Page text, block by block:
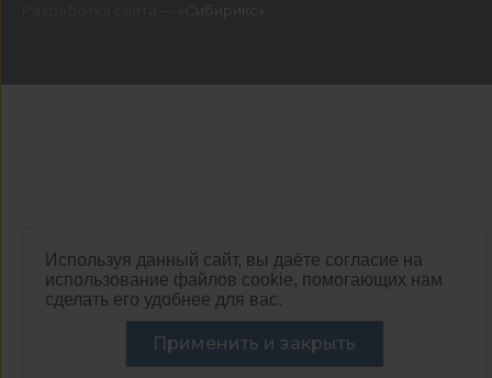
Используя данный сайт, вы даёте согласие на
использование файлов cookie, помогающих нам
сделать его удобнее для вас.
Применить и закрыть
«Сибирикс»